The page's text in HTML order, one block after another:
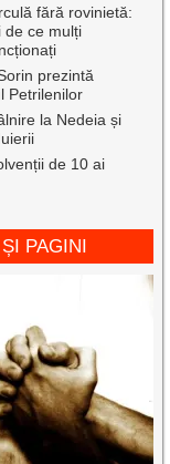
fără rovinietă:
de ce mulți
prezintă
Petrilenilor
la Nedeia și
de 10 ai
PAGINI